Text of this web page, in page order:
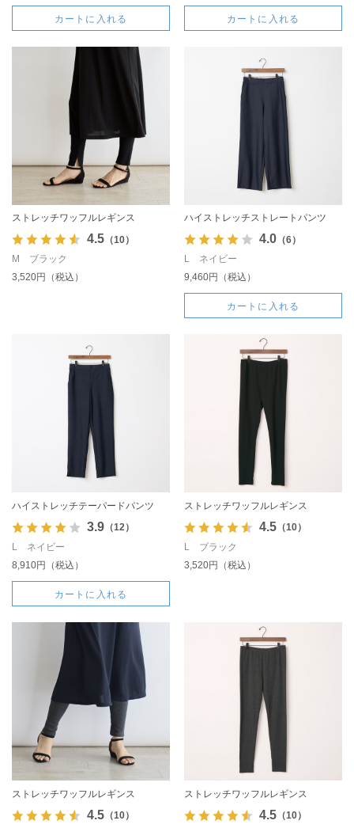
カートに入れる カートに入れる
ストレッチワッフルレギンス
4.5（10）
M ブラック
3,520円（税込）
ハイストレッチストレートパンツ
4.0（6）
L ネイビー
9,460円（税込）
カートに入れる
ハイストレッチテーパードパンツ
3.9（12）
L ネイビー
8,910円（税込）
カートに入れる
ストレッチワッフルレギンス
4.5（10）
L ブラック
3,520円（税込）
ストレッチワッフルレギンス
4.5（10）
ストレッチワッフルレギンス
4.5（10）